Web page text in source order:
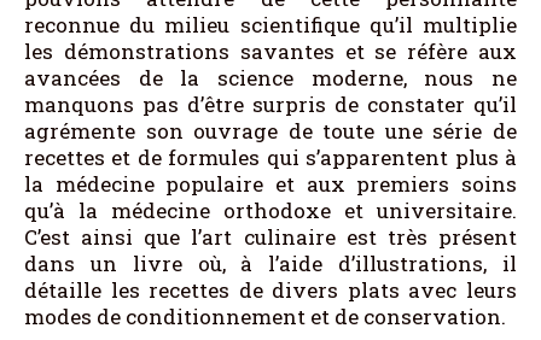
reconnue du milieu scientifique qu’il multiplie
les démonstrations savantes et se réfère aux
avancées de la science moderne, nous ne
manquons pas d’être surpris de constater qu’il
agrémente son ouvrage de toute une série de
recettes et de formules qui s’apparentent plus à
la médecine populaire et aux premiers soins
qu’à la médecine orthodoxe et universitaire.
C’est ainsi que l’art culinaire est très présent
dans un livre où, à l’aide d’illustrations, il
détaille les recettes de divers plats avec leurs
modes de conditionnement et de conservation.